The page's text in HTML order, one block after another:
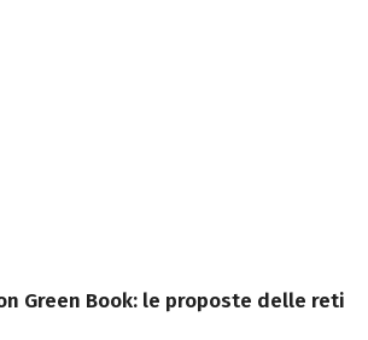
Green Book: le proposte delle reti